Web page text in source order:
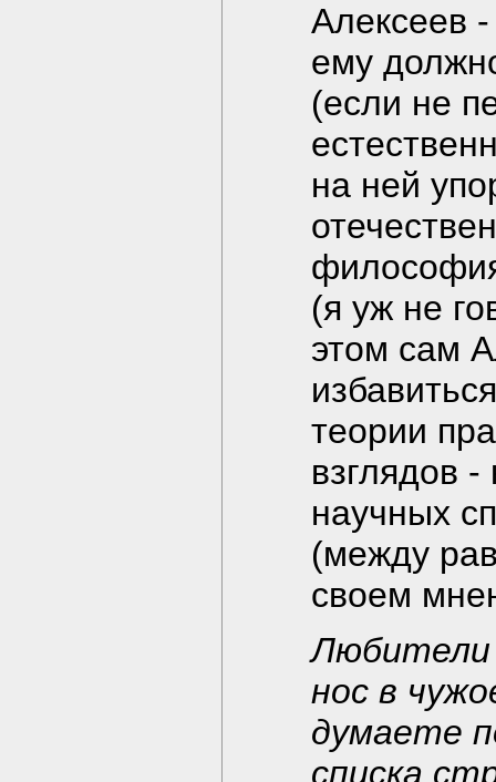
Алексеев
ему
(если не
на ней
(я уж не
этом сам
теории
взглядов
научных
(между
своем
нос в
думаете
списка